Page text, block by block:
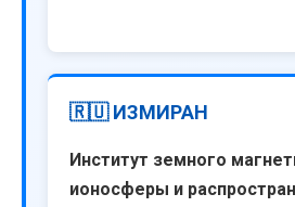
🇷🇺 ИЗМИРАН
Институт земного
ионосферы и